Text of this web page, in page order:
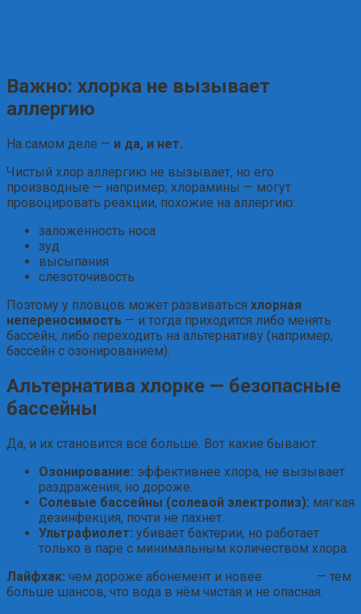
Важно: хлорка не вызывает
аллергию
На самом деле — и да, и нет.
Чистый хлор аллергию не вызывает, но его
производные — например, хлорамины — могут
провоцировать реакции, похожие на аллергию:
заложенность носа
зуд
высыпания
слезоточивость
Поэтому у пловцов может развиваться хлорная
непереносимость — и тогда приходится либо менять
бассейн, либо переходить на альтернативу (например,
бассейн с озонированием).
Альтернатива хлорке — безопасные
бассейны
Да, и их становится всё больше. Вот какие бывают:
Озонирование: эффективнее хлора, не вызывает
раздражения, но дороже.
Солевые бассейны (солевой электролиз): мягкая
дезинфекция, почти не пахнет.
Ультрафиолет: убивает бактерии, но работает
только в паре с минимальным количеством хлора.
Лайфхак: чем дороже абонемент и новее
— тем
больше шансов, что вода в нём чистая и не опасная.